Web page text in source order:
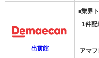
出前館
■業界
1件配
アマフ